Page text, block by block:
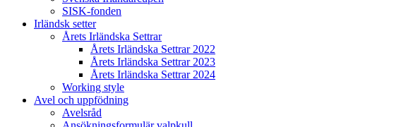
SISK-fonden
Irländsk setter
Årets Irländska Settrar
Årets Irländska Settrar 2022
Årets Irländska Settrar 2023
Årets Irländska Settrar 2024
Working style
Avel och uppfödning
Avelsråd